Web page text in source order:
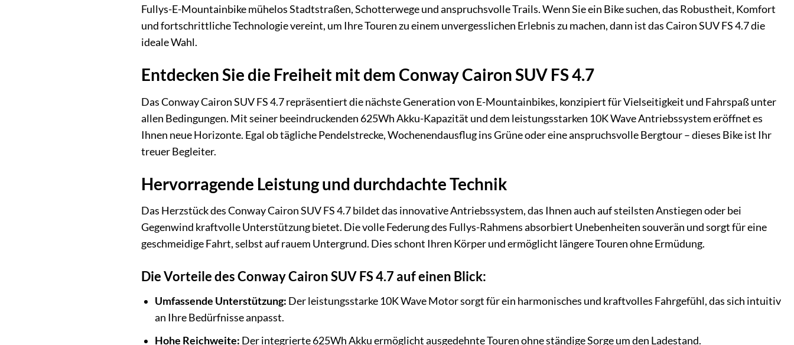
Fullys-E-Mountainbike mühelos Stadtstraßen, Schotterwege und anspruchsvolle Trails. Wenn Sie ein Bike suchen, das Robustheit, Komfort
und fortschrittliche Technologie vereint, um Ihre Touren zu einem unvergesslichen Erlebnis zu machen, dann ist das Cairon SUV FS 4.7 die
ideale Wahl.
Entdecken Sie die Freiheit mit dem Conway Cairon SUV FS 4.7
Das Conway Cairon SUV FS 4.7 repräsentiert die nächste Generation von E-Mountainbikes, konzipiert für Vielseitigkeit und Fahrspaß unter
allen Bedingungen. Mit seiner beeindruckenden 625Wh Akku-Kapazität und dem leistungsstarken 10K Wave Antriebssystem eröffnet es
Ihnen neue Horizonte. Egal ob tägliche Pendelstrecke, Wochenendausflug ins Grüne oder eine anspruchsvolle Bergtour – dieses Bike ist Ihr
treuer Begleiter.
Hervorragende Leistung und durchdachte Technik
Das Herzstück des Conway Cairon SUV FS 4.7 bildet das innovative Antriebssystem, das Ihnen auch auf steilsten Anstiegen oder bei
Gegenwind kraftvolle Unterstützung bietet. Die volle Federung des Fullys-Rahmens absorbiert Unebenheiten souverän und sorgt für eine
geschmeidige Fahrt, selbst auf rauem Untergrund. Dies schont Ihren Körper und ermöglicht längere Touren ohne Ermüdung.
Die Vorteile des Conway Cairon SUV FS 4.7 auf einen Blick:
Umfassende Unterstützung: Der leistungsstarke 10K Wave Motor sorgt für ein harmonisches und kraftvolles Fahrgefühl, das sich intuitiv
an Ihre Bedürfnisse anpasst.
Hohe Reichweite: Der integrierte 625Wh Akku ermöglicht ausgedehnte Touren ohne ständige Sorge um den Ladestand.